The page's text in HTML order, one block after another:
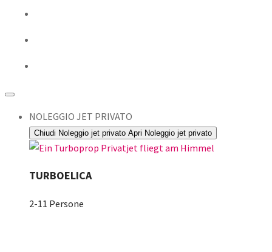
NOLEGGIO JET PRIVATO
Chiudi Noleggio jet privato Apri Noleggio jet privato
TURBOELICA
2-11 Persone